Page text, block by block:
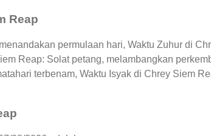
Reap
permulaan hari, Waktu Zuhur di
Reap: Solat petang, melambangkan
terbenam, Waktu Isyak di Chrey Siem